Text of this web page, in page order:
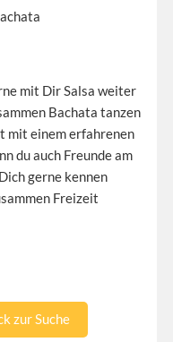
mit Dir Salsa weiter
Bachata tanzen
mit einem erfahrenen
du auch Freunde am
gerne kennen
Freizeit
zur Suche